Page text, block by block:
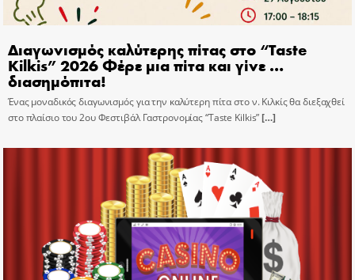
Διαγωνισμός καλύτερης πίτας στο “Taste
Kilkis” 2026 Φέρε μια πίτα και γίνε …
διασημόπιτα!
Ένας μοναδικός διαγωνισμός για την καλύτερη πίτα στο ν. Κιλκίς θα διεξαχθεί
στο πλαίσιο του 2ου Φεστιβάλ Γαστρονομίας “Taste Kilkis”[…]